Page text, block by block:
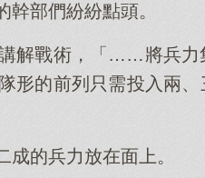
部們紛紛點頭。
解戰術，「……將兵力
形的前列只需投入兩
的兵力放在面上。